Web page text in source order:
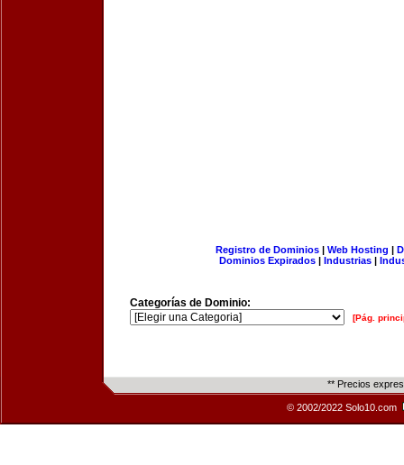
Registro de Dominios| Web Hosting |
Dominios Expirados | Industrias |
Categorías de Dominio:
[Pág.
** Precios
© 2002/2022 Solo10.com